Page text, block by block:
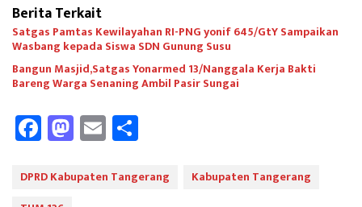
Berita Terkait
Satgas Pamtas Kewilayahan RI-PNG yonif 645/GtY Sampaikan
Wasbang kepada Siswa SDN Gunung Susu
Bangun Masjid,Satgas Yonarmed 13/Nanggala Kerja Bakti
Bareng Warga Senaning Ambil Pasir Sungai
Fa
ce
b
M
as
to
E
m
ail e
DPRD Kabupaten Tangerang
Kabupaten Tangerang